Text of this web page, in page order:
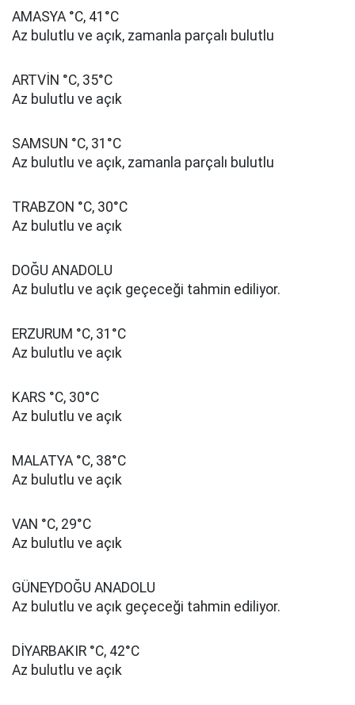
AMASYA °C, 41°C
Az bulutlu ve açık, zamanla parçalı bulutlu
ARTVİN °C, 35°C
Az bulutlu ve açık
SAMSUN °C, 31°C
Az bulutlu ve açık, zamanla parçalı bulutlu
TRABZON °C, 30°C
Az bulutlu ve açık
DOĞU ANADOLU
Az bulutlu ve açık geçeceği tahmin ediliyor.
ERZURUM °C, 31°C
Az bulutlu ve açık
KARS °C, 30°C
Az bulutlu ve açık
MALATYA °C, 38°C
Az bulutlu ve açık
VAN °C, 29°C
Az bulutlu ve açık
GÜNEYDOĞU ANADOLU
Az bulutlu ve açık geçeceği tahmin ediliyor.
DİYARBAKIR °C, 42°C
Az bulutlu ve açık